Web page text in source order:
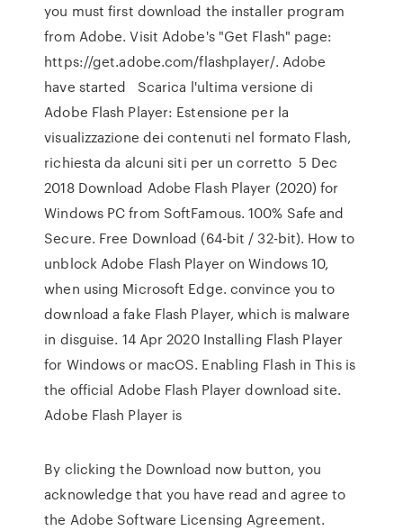
you must first download the installer program
from Adobe. Visit Adobe's "Get Flash" page:
https://get.adobe.com/flashplayer/. Adobe
have started Scarica l'ultima versione di
Adobe Flash Player: Estensione per la
visualizzazione dei contenuti nel formato Flash,
richiesta da alcuni siti per un corretto 5 Dec
2018 Download Adobe Flash Player (2020) for
Windows PC from SoftFamous. 100% Safe and
Secure. Free Download (64-bit / 32-bit). How to
unblock Adobe Flash Player on Windows 10,
when using Microsoft Edge. convince you to
download a fake Flash Player, which is malware
in disguise. 14 Apr 2020 Installing Flash Player
for Windows or macOS. Enabling Flash in This is
the official Adobe Flash Player download site.
Adobe Flash Player is
By clicking the Download now button, you
acknowledge that you have read and agree to
the Adobe Software Licensing Agreement.